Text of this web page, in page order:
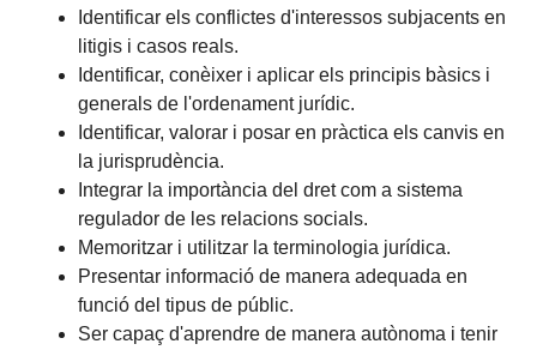
Identificar els conflictes d'interessos subjacents en
litigis i casos reals.
Identificar, conèixer i aplicar els principis bàsics i
generals de l'ordenament jurídic.
Identificar, valorar i posar en pràctica els canvis en
la jurisprudència.
Integrar la importància del dret com a sistema
regulador de les relacions socials.
Memoritzar i utilitzar la terminologia jurídica.
Presentar informació de manera adequada en
funció del tipus de públic.
Ser capaç d'aprendre de manera autònoma i tenir